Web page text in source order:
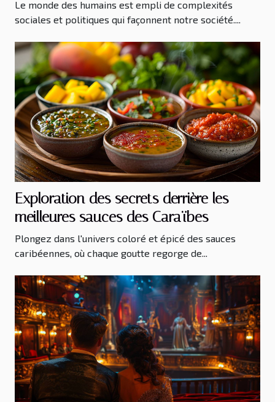
Le monde des humains est empli de complexités
sociales et politiques qui façonnent notre société....
Exploration des secrets derrière les
meilleures sauces des Caraïbes
Plongez dans l'univers coloré et épicé des sauces
caribéennes, où chaque goutte regorge de...